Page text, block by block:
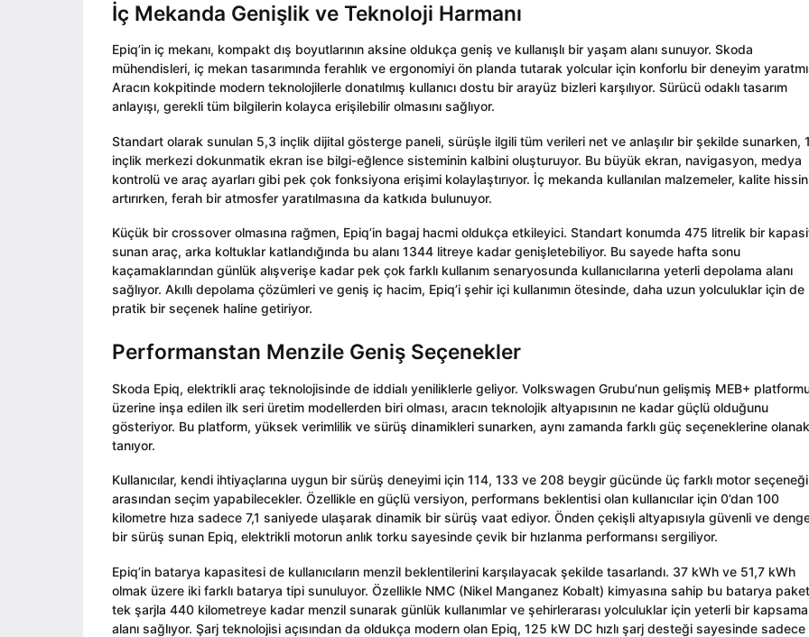
İç Mekanda Genişlik ve Teknoloji Harmanı
Epiq’in iç mekanı, kompakt dış boyutlarının aksine oldukça geniş ve kullanışlı bir yaşam alanı sunuyor. Skoda
mühendisleri, iç mekan tasarımında ferahlık ve ergonomiyi ön planda tutarak yolcular için konforlu bir deneyim
Aracın kokpitinde modern teknolojilerle donatılmış kullanıcı dostu bir arayüz bizleri karşılıyor. Sürücü odaklı tasarım
anlayışı, gerekli tüm bilgilerin kolayca erişilebilir olmasını sağlıyor.
Standart olarak sunulan 5,3 inçlik dijital gösterge paneli, sürüşle ilgili tüm verileri net ve anlaşılır bir şekilde sunarken,
inçlik merkezi dokunmatik ekran ise bilgi-eğlence sisteminin kalbini oluşturuyor. Bu büyük ekran, navigasyon, medya
kontrolü ve araç ayarları gibi pek çok fonksiyona erişimi kolaylaştırıyor. İç mekanda kullanılan malzemeler, kalite
artırırken, ferah bir atmosfer yaratılmasına da katkıda bulunuyor.
Küçük bir crossover olmasına rağmen, Epiq’in bagaj hacmi oldukça etkileyici. Standart konumda 475 litrelik bir
sunan araç, arka koltuklar katlandığında bu alanı 1344 litreye kadar genişletebiliyor. Bu sayede hafta sonu
kaçamaklarından günlük alışverişe kadar pek çok farklı kullanım senaryosunda kullanıcılarına yeterli depolama alanı
sağlıyor. Akıllı depolama çözümleri ve geniş iç hacim, Epiq’i şehir içi kullanımın ötesinde, daha uzun yolculuklar için de
pratik bir seçenek haline getiriyor.
Performanstan Menzile Geniş Seçenekler
Skoda Epiq, elektrikli araç teknolojisinde de iddialı yeniliklerle geliyor. Volkswagen Grubu’nun gelişmiş MEB+
üzerine inşa edilen ilk seri üretim modellerden biri olması, aracın teknolojik altyapısının ne kadar güçlü olduğunu
gösteriyor. Bu platform, yüksek verimlilik ve sürüş dinamikleri sunarken, aynı zamanda farklı güç seçeneklerine olanak
tanıyor.
Kullanıcılar, kendi ihtiyaçlarına uygun bir sürüş deneyimi için 114, 133 ve 208 beygir gücünde üç farklı motor seçeneği
arasından seçim yapabilecekler. Özellikle en güçlü versiyon, performans beklentisi olan kullanıcılar için 0’dan 100
kilometre hıza sadece 7,1 saniyede ulaşarak dinamik bir sürüş vaat ediyor. Önden çekişli altyapısıyla güvenli ve
bir sürüş sunan Epiq, elektrikli motorun anlık torku sayesinde çevik bir hızlanma performansı sergiliyor.
Epiq’in batarya kapasitesi de kullanıcıların menzil beklentilerini karşılayacak şekilde tasarlandı. 37 kWh ve 51,7 kWh
olmak üzere iki farklı batarya tipi sunuluyor. Özellikle NMC (Nikel Manganez Kobalt) kimyasına sahip bu batarya
tek şarjla 440 kilometreye kadar menzil sunarak günlük kullanımlar ve şehirlerarası yolculuklar için yeterli bir kapsama
alanı sağlıyor. Şarj teknolojisi açısından da oldukça modern olan Epiq, 125 kW DC hızlı şarj desteği sayesinde